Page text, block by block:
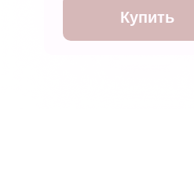
Купить